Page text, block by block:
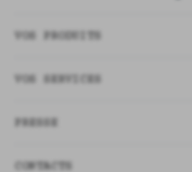
VOS PRODUITS
VOS SERVICES
PRESSE
CONTACTS